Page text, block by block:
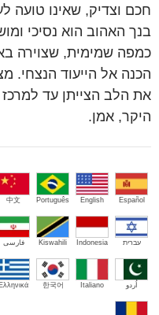
חכם וצדיק, שאינו טועה
בנך האהוב הוא נסיכי
כמפה שמימית, שצוירה
הכנה אל הייעוד הנצחי.
את הלב הצייתן עד
היקר, אמן.
Español
English
Português
中文
עברית Indonesia
Kiswahili فارسی
اُردو Italiano
한국어
Ελληνικά